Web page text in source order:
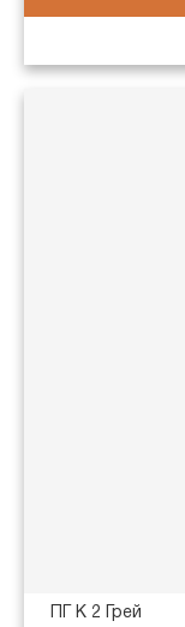
ПГ K 2 Грей